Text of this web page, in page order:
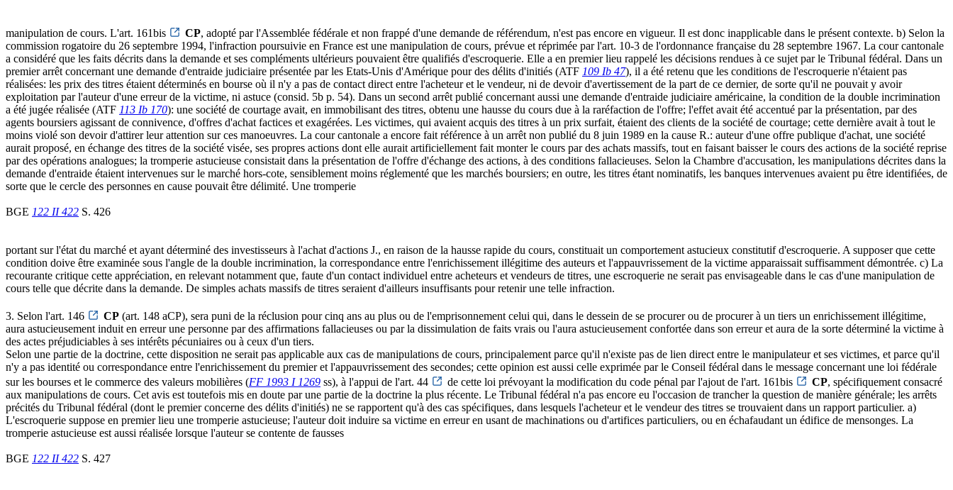
manipulation de cours. L'art. 161bis CP, adopté par l'Assemblée fédérale et non frappé d'une demande de référendum, n'est pas encore en vigueur. Il est donc inapplicable dans le présent contexte. b) Selon la
commission rogatoire du 26 septembre 1994, l'infraction poursuivie en France est une manipulation de cours, prévue et réprimée par l'art. 10-3 de l'ordonnance française du 28 septembre 1967. La cour cantonale
a considéré que les faits décrits dans la demande et ses compléments ultérieurs pouvaient être qualifiés d'escroquerie. Elle a en premier lieu rappelé les décisions rendues à ce sujet par le Tribunal fédéral. Dans un
premier arrêt concernant une demande d'entraide judiciaire présentée par les Etats-Unis d'Amérique pour des délits d'initiés (ATF 109 Ib 47), il a été retenu que les conditions de l'escroquerie n'étaient pas
réalisées: les prix des titres étaient déterminés en bourse où il n'y a pas de contact direct entre l'acheteur et le vendeur, ni de devoir d'avertissement de la part de ce dernier, de sorte qu'il ne pouvait y avoir
exploitation par l'auteur d'une erreur de la victime, ni astuce (consid. 5b p. 54). Dans un second arrêt publié concernant aussi une demande d'entraide judiciaire américaine, la condition de la double incrimination
a été jugée réalisée (ATF 113 Ib 170): une société de courtage avait, en immobilisant des titres, obtenu une hausse du cours due à la raréfaction de l'offre; l'effet avait été accentué par la présentation, par des
agents boursiers agissant de connivence, d'offres d'achat factices et exagérées. Les victimes, qui avaient acquis des titres à un prix surfait, étaient des clients de la société de courtage; cette dernière avait à tout le
moins violé son devoir d'attirer leur attention sur ces manoeuvres. La cour cantonale a encore fait référence à un arrêt non publié du 8 juin 1989 en la cause R.: auteur d'une offre publique d'achat, une société
aurait proposé, en échange des titres de la société visée, ses propres actions dont elle aurait artificiellement fait monter le cours par des achats massifs, tout en faisant baisser le cours des actions de la société reprise
par des opérations analogues; la tromperie astucieuse consistait dans la présentation de l'offre d'échange des actions, à des conditions fallacieuses. Selon la Chambre d'accusation, les manipulations décrites dans la
demande d'entraide étaient intervenues sur le marché hors-cote, sensiblement moins réglementé que les marchés boursiers; en outre, les titres étant nominatifs, les banques intervenues avaient pu être identifiées, de
sorte que le cercle des personnes en cause pouvait être délimité. Une tromperie
BGE 122 II 422 S. 426
portant sur l'état du marché et ayant déterminé des investisseurs à l'achat d'actions J., en raison de la hausse rapide du cours, constituait un comportement astucieux constitutif d'escroquerie. A supposer que cette
condition doive être examinée sous l'angle de la double incrimination, la correspondance entre l'enrichissement illégitime des auteurs et l'appauvrissement de la victime apparaissait suffisamment démontrée. c) La
recourante critique cette appréciation, en relevant notamment que, faute d'un contact individuel entre acheteurs et vendeurs de titres, une escroquerie ne serait pas envisageable dans le cas d'une manipulation de
cours telle que décrite dans la demande. De simples achats massifs de titres seraient d'ailleurs insuffisants pour retenir une telle infraction.
3. Selon l'art. 146 CP (art. 148 aCP), sera puni de la réclusion pour cinq ans au plus ou de l'emprisonnement celui qui, dans le dessein de se procurer ou de procurer à un tiers un enrichissement illégitime,
aura astucieusement induit en erreur une personne par des affirmations fallacieuses ou par la dissimulation de faits vrais ou l'aura astucieusement confortée dans son erreur et aura de la sorte déterminé la victime à
des actes préjudiciables à ses intérêts pécuniaires ou à ceux d'un tiers.
Selon une partie de la doctrine, cette disposition ne serait pas applicable aux cas de manipulations de cours, principalement parce qu'il n'existe pas de lien direct entre le manipulateur et ses victimes, et parce qu'il
n'y a pas identité ou correspondance entre l'enrichissement du premier et l'appauvrissement des secondes; cette opinion est aussi celle exprimée par le Conseil fédéral dans le message concernant une loi fédérale
sur les bourses et le commerce des valeurs mobilières (FF 1993 I 1269 ss), à l'appui de l'art. 44 de cette loi prévoyant la modification du code pénal par l'ajout de l'art. 161bis CP, spécifiquement consacré
aux manipulations de cours. Cet avis est toutefois mis en doute par une partie de la doctrine la plus récente. Le Tribunal fédéral n'a pas encore eu l'occasion de trancher la question de manière générale; les arrêts
précités du Tribunal fédéral (dont le premier concerne des délits d'initiés) ne se rapportent qu'à des cas spécifiques, dans lesquels l'acheteur et le vendeur des titres se trouvaient dans un rapport particulier. a)
L'escroquerie suppose en premier lieu une tromperie astucieuse; l'auteur doit induire sa victime en erreur en usant de machinations ou d'artifices particuliers, ou en échafaudant un édifice de mensonges. La
tromperie astucieuse est aussi réalisée lorsque l'auteur se contente de fausses
BGE 122 II 422 S. 427